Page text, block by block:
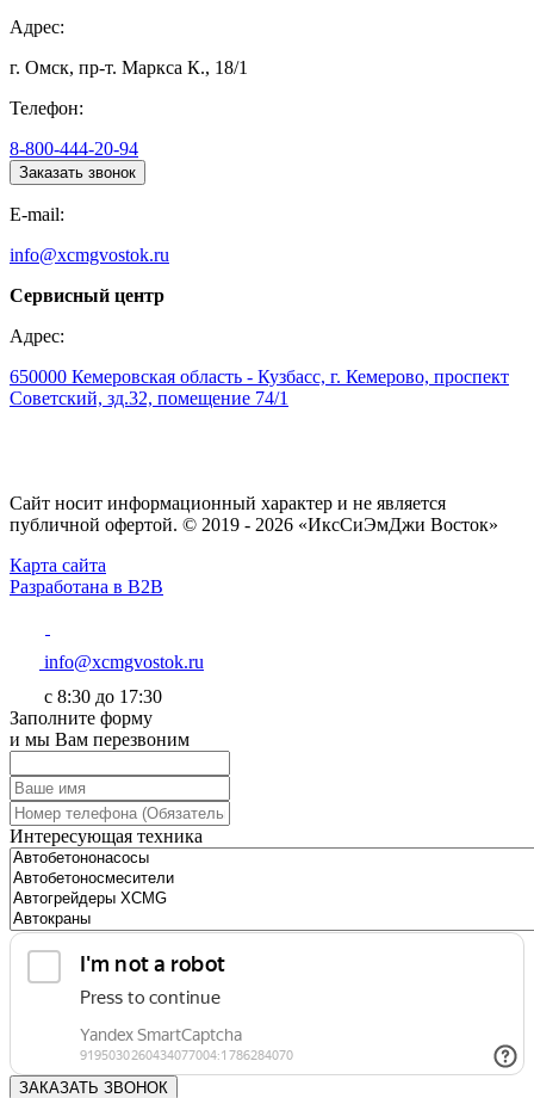
Адрес:
г. Омск, пр-т. Маркса К., 18/1
Телефон:
8-800-444-20-94
Заказать звонок
E-mail:
info@xcmgvostok.ru
Сервисный центр
Адрес:
650000 Кемеровская область - Кузбасс, г. Кемерово, проспект
Советский, зд.32, помещение 74/1
Сайт носит информационный характер и не является
публичной офертой. © 2019 - 2026 «ИксСиЭмДжи Восток»
Карта сайта
Разработана в B2B
info@xcmgvostok.ru
с 8:30 до 17:30
Заполните форму
и мы Вам перезвоним
Интересующая техника
ЗАКАЗАТЬ ЗВОНОК